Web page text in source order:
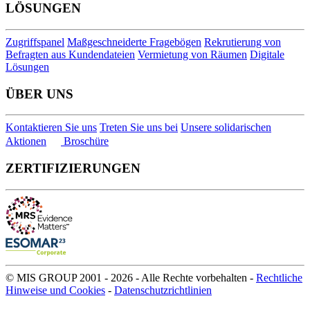
LÖSUNGEN
Zugriffspanel Maßgeschneiderte Fragebögen Rekrutierung von
Befragten aus Kundendateien Vermietung von Räumen Digitale
Lösungen
ÜBER UNS
Kontaktieren Sie uns Treten Sie uns bei Unsere solidarischen
Aktionen
Broschüre
ZERTIFIZIERUNGEN
© MIS GROUP 2001 - 2026 - Alle Rechte vorbehalten - Rechtliche
Hinweise und Cookies - Datenschutzrichtlinien